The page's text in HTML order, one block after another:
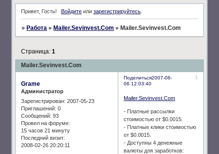
Привет, Гость! Войдитеили зарегистрируйтесь.
» Работа » Mailer.Sevinvest.Com » Mailer.Sevinvest.Com
Mailer.Sevinvest.Com
Страница:1
Поделиться 1
2007-06-
06 12:03:40
Grame
Администратор
Зарегистрирован: 2007-05-23
Приглашений: 0
Сообщений: 93
Провел на форуме:
15 часов 21 минуту
Последний визит:
2008-02-26 20:20:11
Mailer.Sevinvest.Com
- Платные рассылки
стоимостью от $0.0015.
- Платные клики стоимостью
от $0.0015.
- Доступны 4 денежные
валюты для заработков: